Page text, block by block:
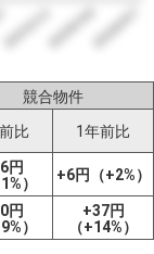
2025/112026/032026/07
競合物件
比 1年前比
円
）
+6円（+2%）
円
）
+37円
（+14%）